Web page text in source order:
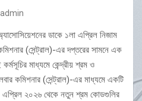
admin
ডাকে ১লা এপ্রিল নিজাম
(সেন্ট্রাল)-এর দপ্তরের সামনে এক
মাধ্যমে কেন্দ্রীয় শ্রম ও
কমিশনার (সেন্ট্রাল)-এর মাধ্যমে একটি
এপ্রিল ২০২৬ থেকে নতুন শ্রম কোডগুলির